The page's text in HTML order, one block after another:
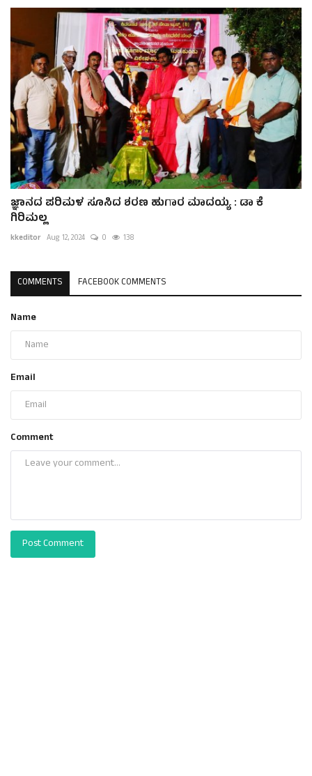
ಜ್ಞಾನದ ಪರಿಮಳ ಸೂಸಿದ ಶರಣ ಹುಗಾರ ಮಾದಯ್ಯ : ಡಾ ಕೆ
ಗಿರಿಮಲ್ಲ
kkeditor Aug 12, 2024 0 138
COMMENTS FACEBOOK COMMENTS
Name
Email
Comment
Post Comment